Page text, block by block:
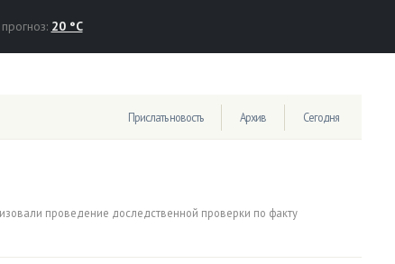
20 °C
Прислать новость Архив Сегодня
проведение доследственной проверки по факту